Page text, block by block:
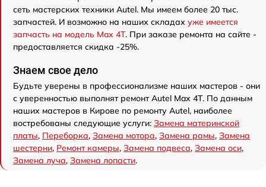
сеть мастерских техники Autel. Мы имеем более 20 тыс.
запчастей. И возможно на наших складах уже имеется
запчасть на модель Max 4T. При заказе ремонта на сайте -
предоставляется скидка -25%.
Знаем свое дело
Будьте уверены в профессионализме наших мастеров - они
с уверенностью выполнят ремонт Autel Max 4T. По данным
наших мастеров в Кирове по ремонту Autel, наиболее
востребованы следующие услуги: Замена материнской
платы, Переборка, Замена мотора, Замена рамы, Замена
шестерни, Ремонт камеры, Замена подвеса, Замена оси,
Замена луча, Замена лопасти.